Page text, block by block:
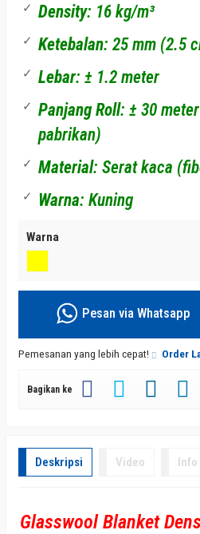
Density: 16 kg/m³
Ketebalan: 25 mm (2.5
Lebar: ± 1.2 meter
Panjang Roll: ± 30
pabrikan)
Material: Serat kaca
Warna: Kuning
Warna
Pesan via Whatsapp
Pemesanan yang lebih cepat! Order
Bagikan ke
Deskripsi Video Info
Glasswool Blanket